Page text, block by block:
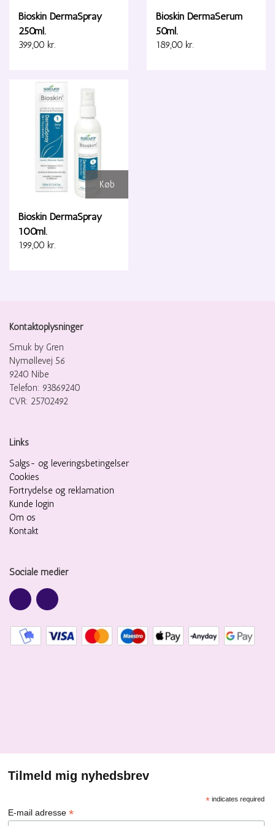
Bioskin DermaSpray
250ml.
399,00 kr.
Bioskin DermaSerum
50ml.
189,00 kr.
Køb
Bioskin DermaSpray
100ml.
199,00 kr.
Kontaktoplysninger
Smuk by Gren
Nymøllevej 56
9240 Nibe
Telefon: 93869240
CVR: 25702492
Links
Salgs- og leveringsbetingelser
Cookies
Fortrydelse og reklamation
Kunde login
Om os
Kontakt
Sociale medier
Tilmeld mig nyhedsbrev
*indicates required
E-mail adresse*